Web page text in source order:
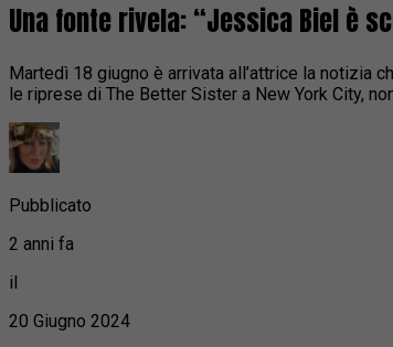
Una fonte rivela: “Jessica Biel è
Martedì 18 giugno è arrivata all’attrice la notizia
le riprese di The Better Sister a New York City,
Pubblicato
2 anni fa
il
20 Giugno 2024